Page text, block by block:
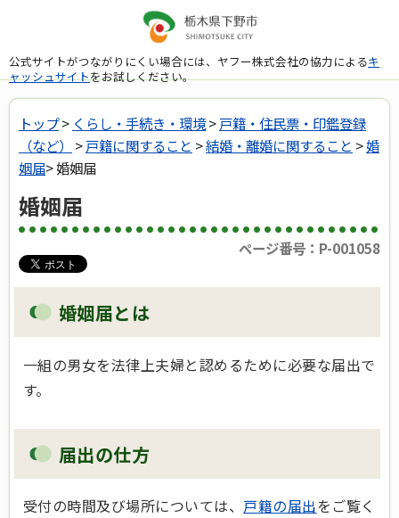
公式サイトがつながりにくい場合には、ヤフー株式会社の協力によるキ
ャッシュサイトをお試しください。
トップ> くらし・手続き・環境>戸籍・住民票・印鑑登録
（など）
>戸籍に関すること >結婚・離婚に関すること >婚
姻届> 婚姻届
婚姻届
ページ番号：P-001058
婚姻届とは
一組の男女を法律上夫婦と認めるために必要な届出で
す。
届出の仕方
受付の時間及び場所については、 戸籍の届出をご覧く